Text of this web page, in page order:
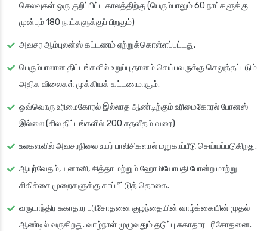
செலவுகள் ஒரு குறிப்பிட்ட காலத்திற்கு (பெரும்பாலும் 60 நாட்களுக்கு
முன்பும் 180 நாட்களுக்குப் பிறகும்)
அவசர ஆம்புலன்ஸ் கட்டணம் ஏற்றுக்கொள்ளப்பட்டது.
பெரும்பாலான திட்டங்களில் உறுப்பு தானம் செய்பவருக்கு செலுத்தப்படும்
அதிக விலைகள் முக்கியக் கட்டணமாகும்.
ஒவ்வொரு உரிமைகோரல் இல்லாத ஆண்டிற்கும் உரிமைகோரல் போனஸ்
இல்லை (சில திட்டங்களில் 200 சதவீதம் வரை)
உலகளவில் அவசரநிலை உயர் பாலிசிகளால் மறுகாப்பீடு செய்யப்படுகிறது.
ஆயுர்வேதம், யுனானி, சித்தா மற்றும் ஹோமியோபதி போன்ற மாற்று
சிகிச்சை முறைகளுக்கு காப்பீட்டுத் தொகை.
வருடாந்திர சுகாதார பரிசோதனை குழந்தையின் வாழ்க்கையின் முதல்
ஆண்டில் வருகிறது. வாழ்நாள் முழுவதும் தடுப்பு சுகாதார பரிசோதனை.